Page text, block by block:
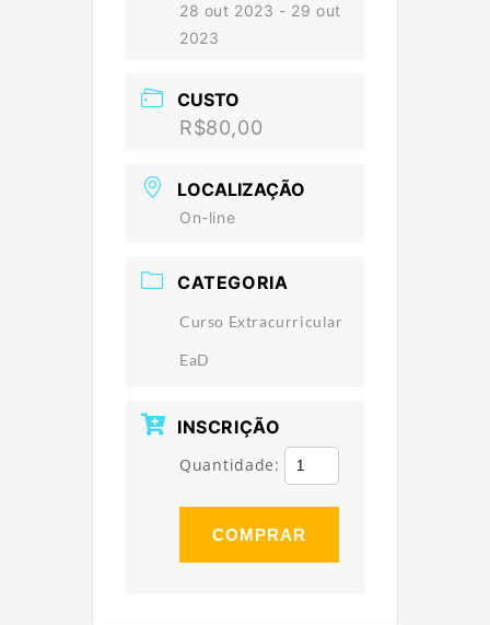
28 out 2023 - 29 out
2023
CUSTO
R$80,00
LOCALIZAÇÃO
On-line
CATEGORIA
Curso Extracurricular
EaD
INSCRIÇÃO
Quantidade:
COMPRAR